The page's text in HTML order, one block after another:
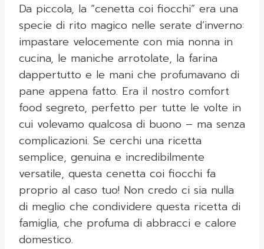
Da piccola, la “cenetta coi fiocchi” era una
specie di rito magico nelle serate d’inverno:
impastare velocemente con mia nonna in
cucina, le maniche arrotolate, la farina
dappertutto e le mani che profumavano di
pane appena fatto. Era il nostro comfort
food segreto, perfetto per tutte le volte in
cui volevamo qualcosa di buono – ma senza
complicazioni. Se cerchi una ricetta
semplice, genuina e incredibilmente
versatile, questa cenetta coi fiocchi fa
proprio al caso tuo! Non credo ci sia nulla
di meglio che condividere questa ricetta di
famiglia, che profuma di abbracci e calore
domestico.